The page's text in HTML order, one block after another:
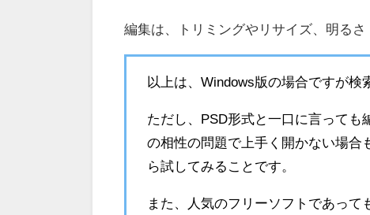
編集は、トリミングやリサイズ、明る
以上は、Windows版の場合ですが検
ただし、PSD形式と一口に言っても
の相性の問題で上手く開かない場合
ら試してみることです。
また、人気のフリーソフトであっ